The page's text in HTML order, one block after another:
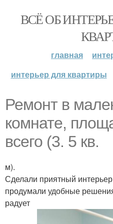
ВСЁ ОБ
главная
интерьер для квартиры
Ремонт в
комнате,
всего (3. 5 кв.
м).
Сделали приятный
продумали удобные
радует